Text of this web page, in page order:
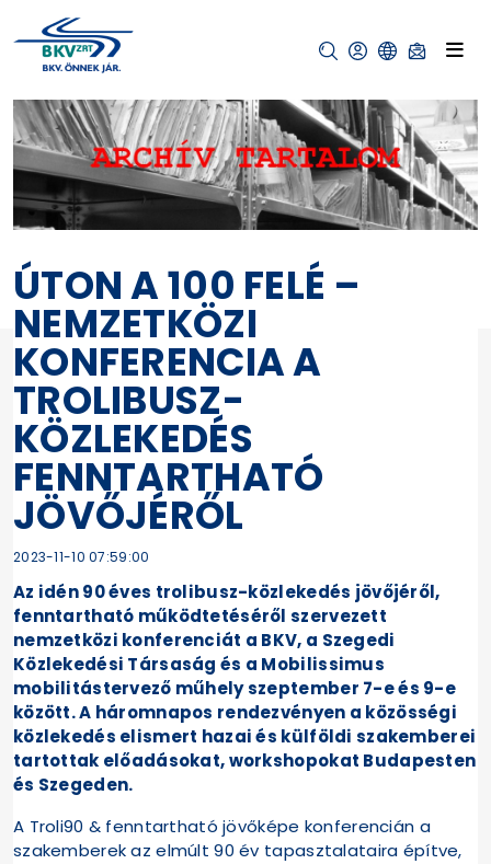
ÚTON A 100 FELÉ –
NEMZETKÖZI
KONFERENCIA A
TROLIBUSZ-
KÖZLEKEDÉS
FENNTARTHATÓ
JÖVŐJÉRŐL
2023-11-10 07:59:00
Az idén 90 éves trolibusz-közlekedés jövőjéről,
fenntartható működtetéséről szervezett
nemzetközi konferenciát a BKV, a Szegedi
Közlekedési Társaság és a Mobilissimus
mobilitástervező műhely szeptember 7-e és 9-e
között. A háromnapos rendezvényen a közösségi
közlekedés elismert hazai és külföldi szakemberei
tartottak előadásokat, workshopokat Budapesten
és Szegeden.
A Troli90 & fenntartható jövőképe konferencián a
szakemberek az elmúlt 90 év tapasztalataira építve,